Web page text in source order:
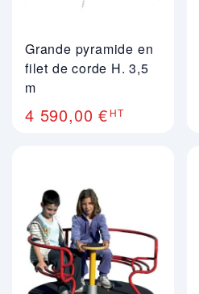
Grande pyramide en
filet de corde H. 3,5
m
4 590,00 € HT